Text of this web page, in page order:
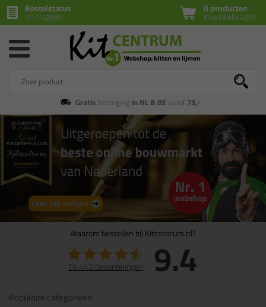
0 producten
in winkelwagen
Bestelstatus
of inloggen
Gratisbezorging in NL & BEvanaf75,-
Populaire categorieën
Waarom bestellen bij Kitcentrum.nl?
9.4
16.442 beoordelingen